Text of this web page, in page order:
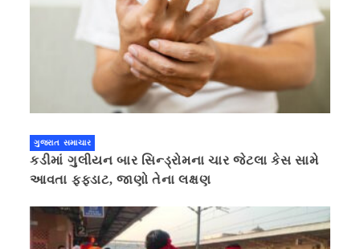
ગુજરાત સમાચાર
કડીમાં ગુલીયન બાર સિન્ડ્રોમના ચાર જેટલા કેસ સામે
આવતા ફફડાટ, જાણો તેના લક્ષણ